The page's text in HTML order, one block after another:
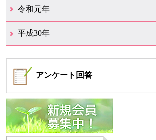
4月（1）
令和元年
6月（1）
平成30年
アンケート 回答